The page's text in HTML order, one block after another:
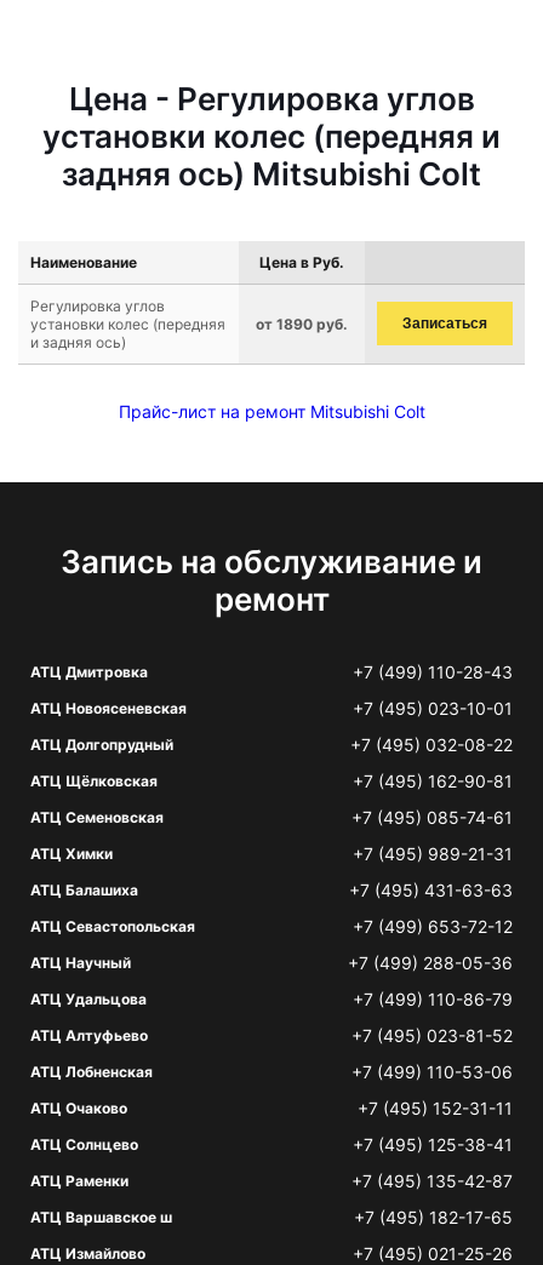
Цена - Регулировка углов
установки колес (передняя и
задняя ось) Mitsubishi Colt
Наименование Цена в Руб.
Регулировка углов
установки колес (передняя
и задняя ось)
от 1890 руб. Записаться
Прайс-лист на ремонт Mitsubishi Colt
Запись на обслуживание и
ремонт
АТЦ Дмитровка +7 (499) 110-28-43
АТЦ Новоясеневская +7 (495) 023-10-01
АТЦ Долгопрудный +7 (495) 032-08-22
АТЦ Щёлковская +7 (495) 162-90-81
АТЦ Семеновская +7 (495) 085-74-61
АТЦ Химки +7 (495) 989-21-31
АТЦ Балашиха +7 (495) 431-63-63
АТЦ Севастопольская +7 (499) 653-72-12
АТЦ Научный +7 (499) 288-05-36
АТЦ Удальцова +7 (499) 110-86-79
АТЦ Алтуфьево +7 (495) 023-81-52
АТЦ Лобненская +7 (499) 110-53-06
АТЦ Очаково +7 (495) 152-31-11
АТЦ Солнцево +7 (495) 125-38-41
АТЦ Раменки +7 (495) 135-42-87
АТЦ Варшавское ш +7 (495) 182-17-65
АТЦ Измайлово +7 (495) 021-25-26